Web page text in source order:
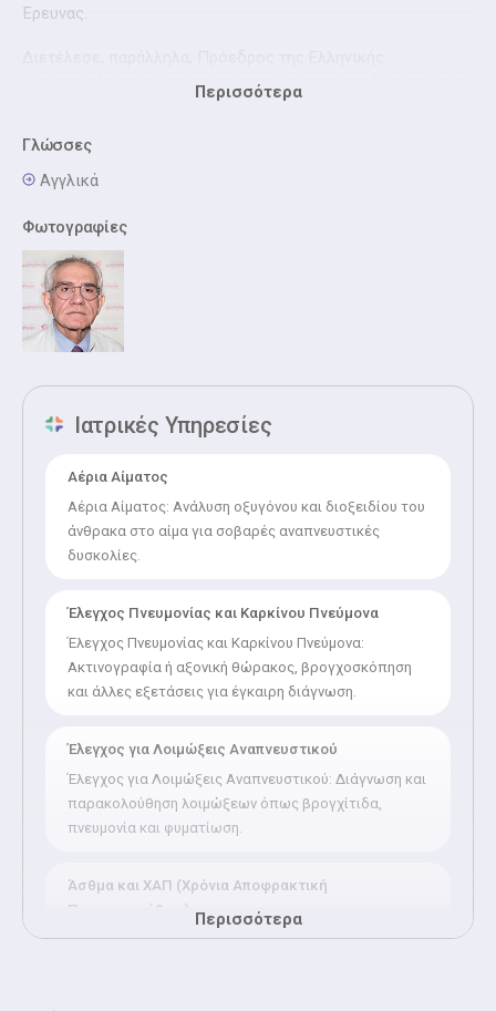
Έρευνας.
Πνευμονολογικής Εταιρείας, εκπρόσωπος της Ευρωπαϊκής
Πνευμονολογικής Εταιρείας στην Ελλάδα, Πρόεδρος της
Ιατρικής Υπηρεσίας του Νοσοκομείου «Σωτηρία».
Ελλάδας και οργάνωσε πολλά διεθνή Συνέδρια, ενώ έχει
δημοσιεύσει 90 και πλέον εργασίες σε ξενόγλωσσα
περιοδικά με 1.000 και πλέον αναφορές, με επίκεντρο
Πειραματική Ιατρική - Πνευμονολογία.
Περισσότερα
Γλώσσες
Αγγλικά
Φωτογραφίες
Ιατρικές Υπηρεσίες
Αέρια Αίματος
Αέρια Αίματος: Ανάλυση οξυγόνου και διοξειδίου του
άνθρακα στο αίμα για σοβαρές αναπνευστικές
δυσκολίες.
Έλεγχος Πνευμονίας και Καρκίνου Πνεύμονα
Έλεγχος Πνευμονίας και Καρκίνου Πνεύμονα:
Ακτινογραφία ή αξονική θώρακος, βρογχοσκόπηση
και άλλες εξετάσεις για έγκαιρη διάγνωση.
Έλεγχος για Λοιμώξεις Αναπνευστικού
Έλεγχος για Λοιμώξεις Αναπνευστικού: Διάγνωση και
παρακολούθηση λοιμώξεων όπως βρογχίτιδα,
πνευμονία και φυματίωση.
Άσθμα και ΧΑΠ (Χρόνια Αποφρακτική
Πνευμονοπάθεια)
Άσθμα και ΧΑΠ (Χρόνια Αποφρακτική
Περισσότερα